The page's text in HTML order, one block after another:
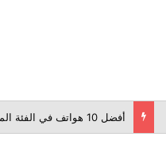
أفضل 10 هواتف في الفئة المتوسطة لعام 2026